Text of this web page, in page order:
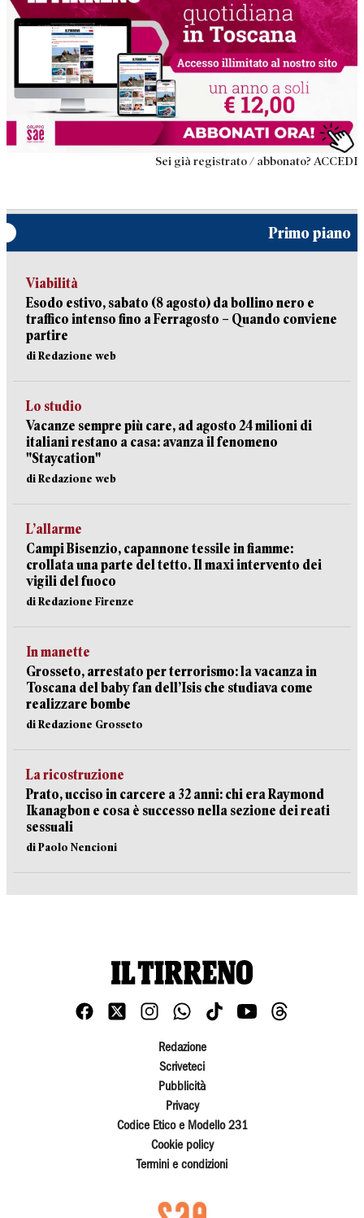
Sei già registrato / abbonato? ACCEDI
Primo piano
Viabilità
Esodo estivo, sabato (8 agosto) da bollino nero e
traffico intenso fino a Ferragosto – Quando conviene
partire
di Redazione web
Lo studio
Vacanze sempre più care, ad agosto 24 milioni di
italiani restano a casa: avanza il fenomeno
"Staycation"
di Redazione web
L’allarme
Campi Bisenzio, capannone tessile in fiamme:
crollata una parte del tetto. Il maxi intervento dei
vigili del fuoco
di Redazione Firenze
In manette
Grosseto, arrestato per terrorismo: la vacanza in
Toscana del baby fan dell’Isis che studiava come
realizzare bombe
di Redazione Grosseto
La ricostruzione
Prato, ucciso in carcere a 32 anni: chi era Raymond
Ikanagbon e cosa è successo nella sezione dei reati
sessuali
di Paolo Nencioni
Redazione
Scriveteci
Pubblicità
Privacy
Codice Etico e Modello 231
Cookie policy
Termini e condizioni